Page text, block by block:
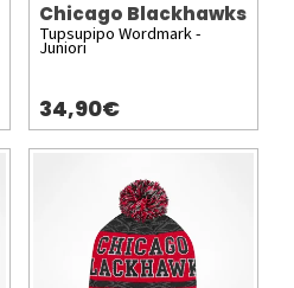
Chicago Blackhawks
Tupsupipo Wordmark -
Juniori
34,90€